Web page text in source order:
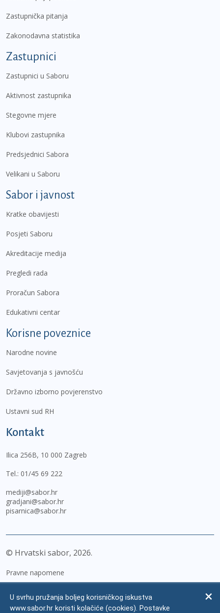
Zastupnička pitanja
Zakonodavna statistika
Zastupnici
Zastupnici u Saboru
Aktivnost zastupnika
Stegovne mjere
Klubovi zastupnika
Predsjednici Sabora
Velikani u Saboru
Sabor i javnost
Kratke obavijesti
Posjeti Saboru
Akreditacije medija
Pregledi rada
Proračun Sabora
Edukativni centar
Korisne poveznice
Narodne novine
Savjetovanja s javnošću
Državno izborno povjerenstvo
Ustavni sud RH
Kontakt
Ilica 256B, 10 000 Zagreb
Tel.: 01/45 69 222
mediji@sabor.hr
gradjani@sabor.hr
pisarnica@sabor.hr
© Hrvatski sabor, 2026
Pravne napomene
Zaštita osobnih podataka
U svrhu pružanja boljeg korisničkog iskustva
www.sabor.hr koristi kolačiće (cookies). Postavke